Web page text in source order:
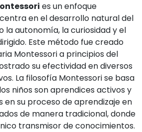
es un enfoque
en el desarrollo natural del
la autonomía, la curiosidad y el
Este método fue creado
Montessori a principios del
su efectividad en diversos
La filosofía Montessori se basa
niños son aprendices activos y
en su proceso de aprendizaje en
de manera tradicional, donde
transmisor de conocimientos.